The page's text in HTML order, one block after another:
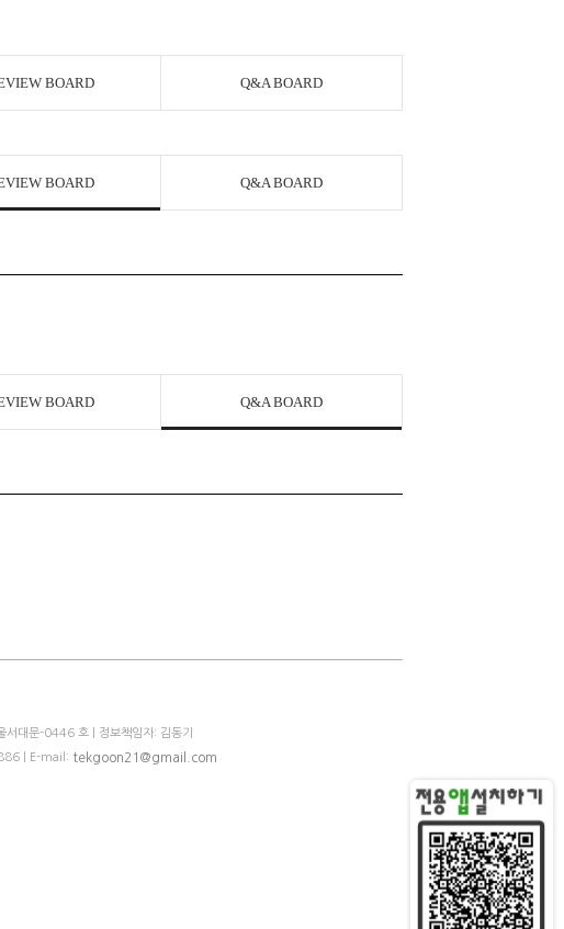
BOARD Q&A BOARD
BOARD Q&A BOARD
BOARD Q&A BOARD
대문-0446 호 | 정보책임자: 김동기
| E-mail: tekgoon21@gmail.com